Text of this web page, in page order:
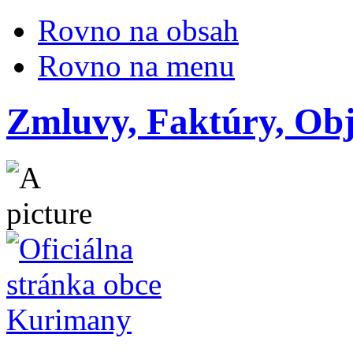
Rovno na obsah
Rovno na menu
Zmluvy, Faktúry,